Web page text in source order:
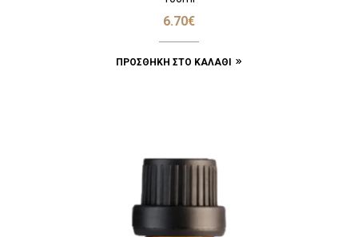
6.70€
ΠΡΟΣΘΉΚΗ ΣΤΟ ΚΑΛΆΘΙ